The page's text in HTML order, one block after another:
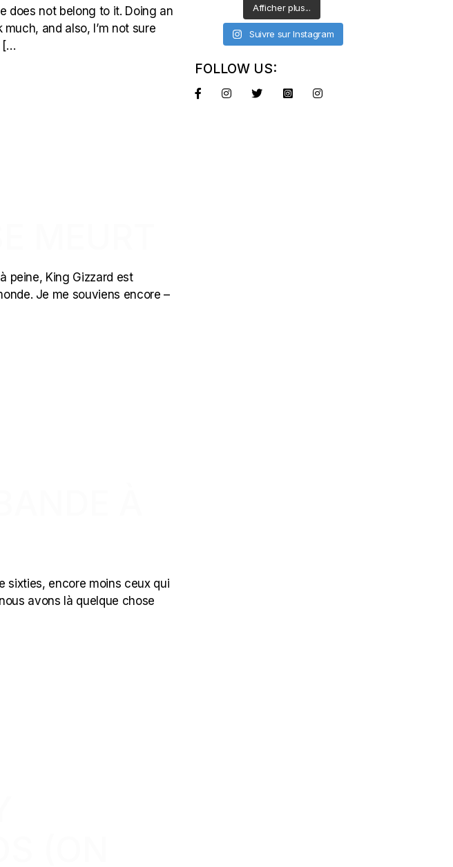
does not belong to it. Doing an
and also, I’m not sure
[…
peine, King Gizzard est
Je me souviens encore –
sixties, encore moins ceux qui
avons là quelque chose
Afficher plus...
Suivre sur Instagram
FOLLOW US: